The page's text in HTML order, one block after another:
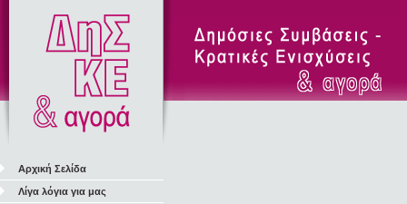
Αρχική Σελίδα
Λίγα λόγια για μας